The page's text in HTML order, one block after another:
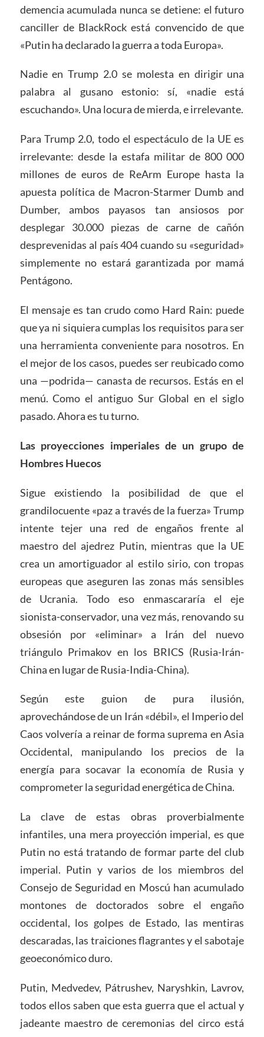
demencia acumulada nunca se detiene: el futuro
canciller de BlackRock está convencido de que
«Putin ha declarado la guerra a toda Europa».
Nadie en Trump 2.0 se molesta en dirigir una
palabra al gusano estonio: sí, «nadie está
escuchando». Una locura de mierda, e irrelevante.
Para Trump 2.0, todo el espectáculo de la UE es
irrelevante: desde la estafa militar de 800 000
millones de euros de ReArm Europe hasta la
apuesta política de Macron-Starmer Dumb and
Dumber, ambos payasos tan ansiosos por
desplegar 30.000 piezas de carne de cañón
desprevenidas al país 404 cuando su «seguridad»
simplemente no estará garantizada por mamá
Pentágono.
El mensaje es tan crudo como Hard Rain: puede
que ya ni siquiera cumplas los requisitos para ser
una herramienta conveniente para nosotros. En
el mejor de los casos, puedes ser reubicado como
una —podrida— canasta de recursos. Estás en el
menú. Como el antiguo Sur Global en el siglo
pasado. Ahora es tu turno.
Las proyecciones imperiales de un grupo de
Hombres Huecos
Sigue existiendo la posibilidad de que el
grandilocuente «paz a través de la fuerza» Trump
intente tejer una red de engaños frente al
maestro del ajedrez Putin, mientras que la UE
crea un amortiguador al estilo sirio, con tropas
europeas que aseguren las zonas más sensibles
de Ucrania. Todo eso enmascararía el eje
sionista-conservador, una vez más, renovando su
obsesión por «eliminar» a Irán del nuevo
triángulo Primakov en los BRICS (Rusia-Irán-
China en lugar de Rusia-India-China).
Según este guion de pura ilusión,
aprovechándose de un Irán «débil», el Imperio del
Caos volvería a reinar de forma suprema en Asia
Occidental, manipulando los precios de la
energía para socavar la economía de Rusia y
comprometer la seguridad energética de China.
La clave de estas obras proverbialmente
infantiles, una mera proyección imperial, es que
Putin no está tratando de formar parte del club
imperial. Putin y varios de los miembros del
Consejo de Seguridad en Moscú han acumulado
montones de doctorados sobre el engaño
occidental, los golpes de Estado, las mentiras
descaradas, las traiciones flagrantes y el sabotaje
geoeconómico duro.
Putin, Medvedev, Pátrushev, Naryshkin, Lavrov,
todos ellos saben que esta guerra que el actual y
jadeante maestro de ceremonias del circo está